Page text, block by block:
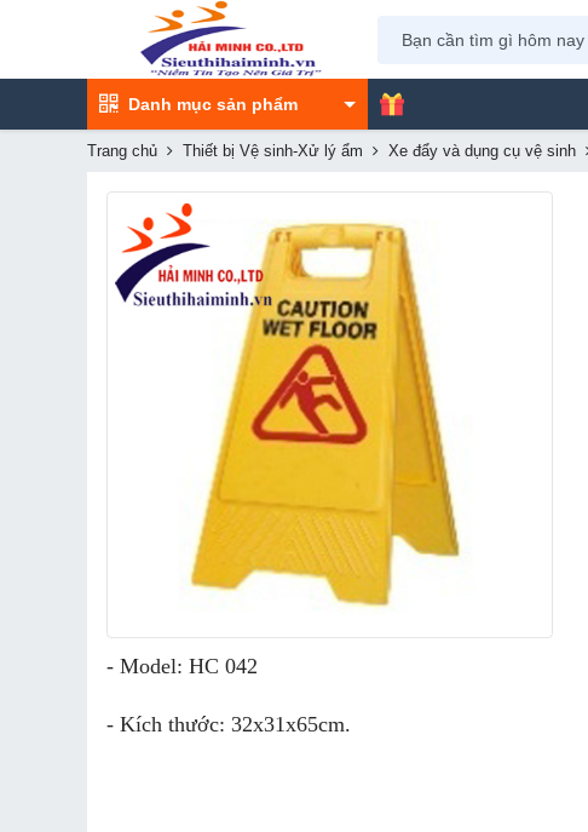
Danh mục sản phẩm
Trang chủ Thiết bị Vệ sinh-Xử lý ẩm Xe đẩy và dụng cụ vệ sinh
- Model: HC 042
- Kích thước: 32x31x65cm.